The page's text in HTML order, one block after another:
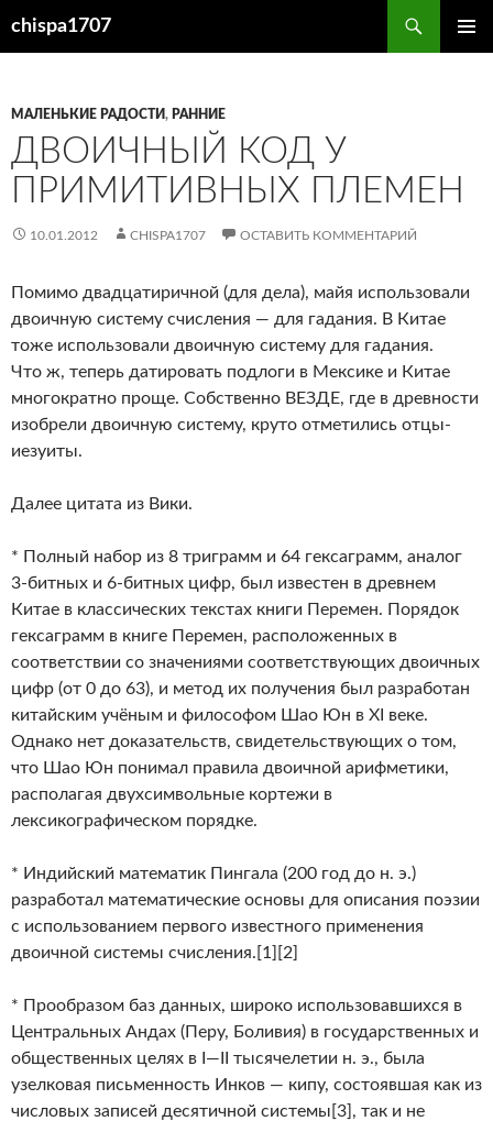
chispa1707
МАЛЕНЬКИЕ РАДОСТИ, РАННИЕ
ДВОИЧНЫЙ КОД У
ПРИМИТИВНЫХ ПЛЕМЕН
10.01.2012 CHISPA1707 ОСТАВИТЬ КОММЕНТАРИЙ
Помимо двадцатиричной (для дела), майя использовали
двоичную систему счисления — для гадания. В Китае
тоже использовали двоичную систему для гадания.
Что ж, теперь датировать подлоги в Мексике и Китае
многократно проще. Собственно ВЕЗДЕ, где в древности
изобрели двоичную систему, круто отметились отцы-
иезуиты.
Далее цитата из Вики.
* Полный набор из 8 триграмм и 64 гексаграмм, аналог
3-битных и 6-битных цифр, был известен в древнем
Китае в классических текстах книги Перемен. Порядок
гексаграмм в книге Перемен, расположенных в
соответствии со значениями соответствующих двоичных
цифр (от 0 до 63), и метод их получения был разработан
китайским учёным и философом Шао Юн в XI веке.
Однако нет доказательств, свидетельствующих о том,
что Шао Юн понимал правила двоичной арифметики,
располагая двухсимвольные кортежи в
лексикографическом порядке.
* Индийский математик Пингала (200 год до н. э.)
разработал математические основы для описания поэзии
с использованием первого известного применения
двоичной системы счисления.[1][2]
* Прообразом баз данных, широко использовавшихся в
Центральных Андах (Перу, Боливия) в государственных и
общественных целях в I—II тысячелетии н. э., была
узелковая письменность Инков — кипу, состоявшая как из
числовых записей десятичной системы[3], так и не